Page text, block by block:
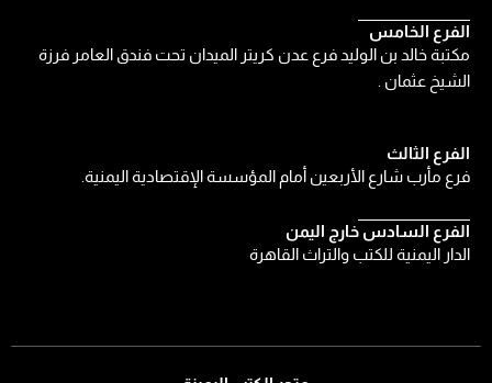
الفرع الثالث
فرع مأرب شارع الأربعين أمام المؤسسة الإقتصادية اليمنية.
الفرع السادس خارج اليمن
الدار اليمنية للكتب والتراث القاهرة
الفرع الخامس
مكتبة خالد بن الوليد فرع عدن كريتر الميدان تحت فندق العامر فرزة
الشيخ عثمان .